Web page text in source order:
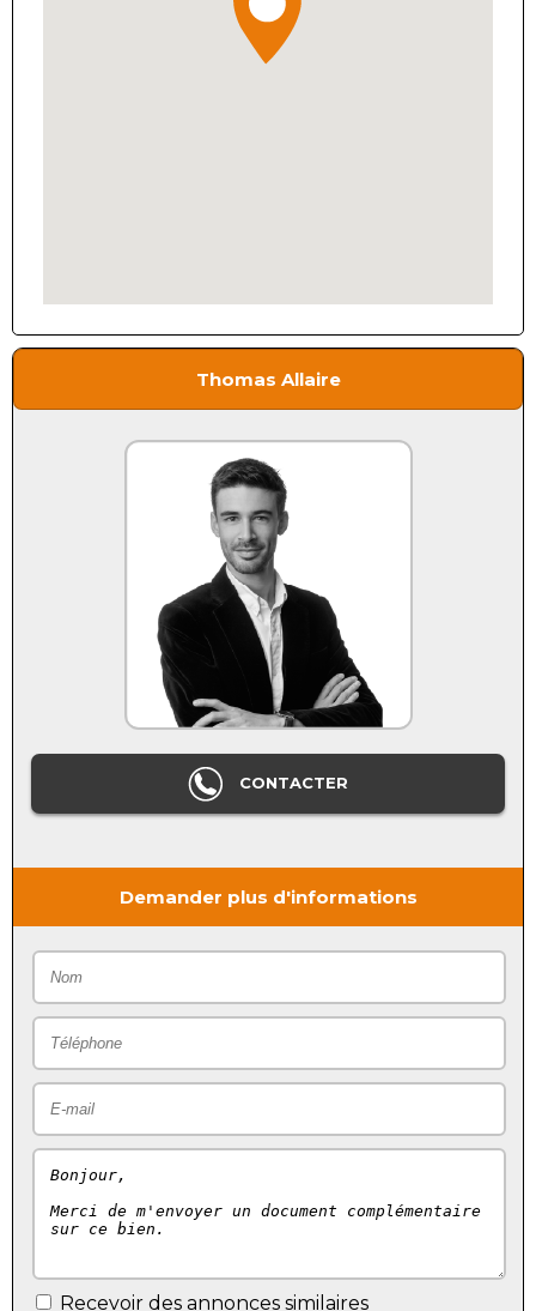
Thomas Allaire
CONTACTER
Demander plus d'informations
Recevoir des annonces similaires